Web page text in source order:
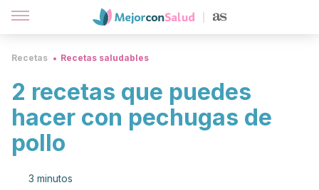
Recetas Recetas saludables
2 recetas que puedes
hacer con pechugas de
pollo
3 minutos